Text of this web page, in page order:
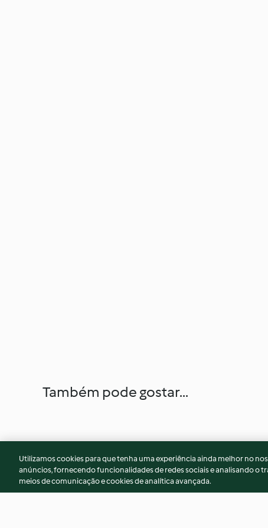
Também pode gostar...
Utilizamos cookies para que tenha uma experiência ainda melhor no
anúncios, fornecendo funcionalidades de redes sociais e analisando o
meios de comunicação e cookies de analítica avançada.